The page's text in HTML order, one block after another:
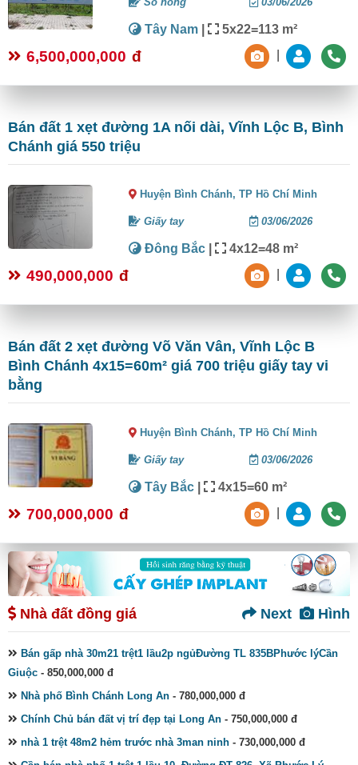
Tây Nam | 5x22=113 m²
6,500,000,000 đ
Bán đất 1 xẹt đường 1A nối dài, Vĩnh Lộc B, Bình
Chánh giá 550 triệu
Huyện Bình Chánh,TP Hồ Chí Minh
Giấy tay 03/06/2026
Đông Bắc | 4x12=48 m²
490,000,000 đ
Bán đất 2 xẹt đường Võ Văn Vân, Vĩnh Lộc B
Bình Chánh 4x15=60m² giá 700 triệu giấy tay vi
bằng
Huyện Bình Chánh,TP Hồ Chí Minh
Giấy tay 03/06/2026
Tây Bắc | 4x15=60 m²
700,000,000 đ
Nhà đất đồng giá Hình
Next
Bán gấp nhà 30m21 trệt1 lầu2p ngủĐường TL 835BPhước lýCần
Giuộc - 850,000,000 đ
Nhà phố Bình Chánh Long An - 780,000,000 đ
Chính Chủ bán đất vị trí đẹp tại Long An - 750,000,000 đ
nhà 1 trệt 48m2 hẻm trước nhà 3man ninh - 730,000,000 đ